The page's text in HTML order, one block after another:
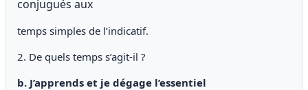
conjugués aux
temps simples de l’indicatif.
2. De quels temps s’agit-il ?
b. J’apprends et je dégage l’essentiel